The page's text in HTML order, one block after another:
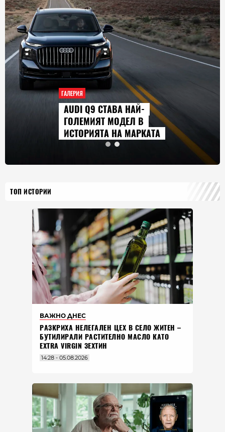
ГАЛЕРИЯ
AUDI Q9 СТАВА НАЙ-
ГОЛЕМИЯТ МОДЕЛ В
ИСТОРИЯТА НА МАРКАТА
ТОП ИСТОРИИ
ВАЖНО ДНЕС
РАЗКРИХА НЕЛЕГАЛЕН ЦЕХ В СЕЛО ЖИТЕН –
БУТИЛИРАЛИ РАСТИТЕЛНО МАСЛО КАТО
EXTRA VIRGIN ЗЕХТИН
14:28 - 05.08.2026